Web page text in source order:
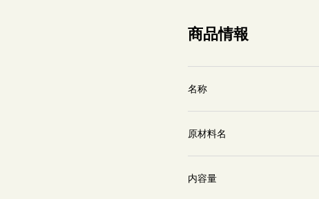
商品情報
名称
原材料名
内容量